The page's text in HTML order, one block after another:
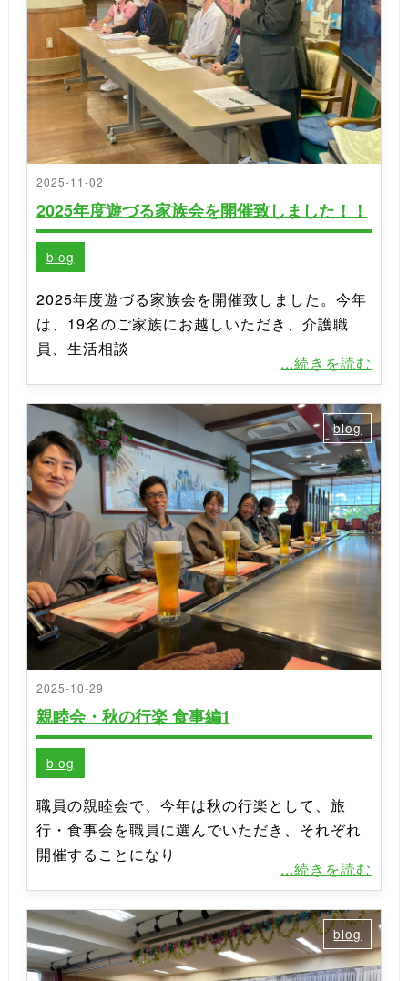
2025-11-02
2025年度遊づる家族会を開催致しました！！
blog
2025年度遊づる家族会を開催致しました。今年
は、19名のご家族にお越しいただき、介護職
員、生活相談
...続きを読む
2025-10-29
親睦会・秋の行楽 食事編1
blog
blog
職員の親睦会で、今年は秋の行楽として、旅
行・食事会を職員に選んでいただき、それぞれ
開催することになり
...続きを読む
blog